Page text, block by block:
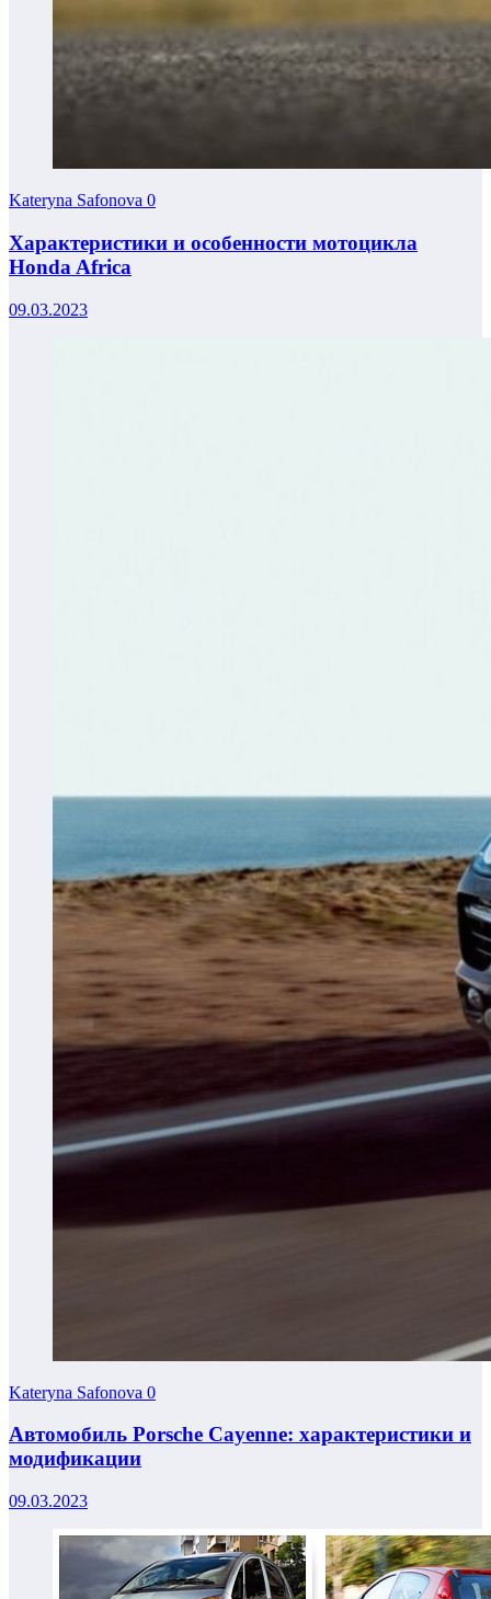
Kateryna Safonova 0
Характеристики и особенности мотоцикла
Honda Africa
09.03.2023
Kateryna Safonova 0
Автомобиль Porsche Cayenne: характеристики и
модификации
09.03.2023